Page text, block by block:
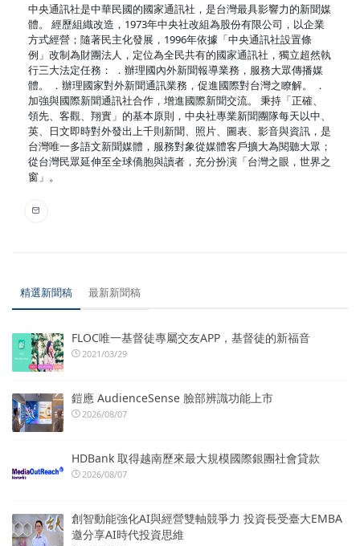
中央通訊社是中華民國的國家通訊社，是台灣最具影響力的新聞媒
體。 經歷組織改造，1973年中央社改組為股份有限公司，以企業
方式經營；隨著民主化發展，1996年依據「中央通訊社設置條
例」改制為財團法人，定位為全民共有的國家通訊社，獨立超然執
行三大法定任務： ．辦理國內外新聞報導業務，服務大眾傳播媒
體。 ．辦理國家對外新聞通訊業務，促進國際對台灣之瞭解。 ．
加強與國際新聞通訊社合作，增進國際新聞交流。 秉持「正確、
領先、客觀、翔實」的基本原則，中央社專業新聞團隊每天以中、
英、日文即時對外發出上千則新聞、照片、圖表、影音與資訊，是
台灣唯一多語文新聞媒體，服務對象從媒體客戶擴大為閱聽大眾；
從台灣民眾延伸至全球僑胞與讀者，充分扮演「台灣之眼，世界之
窗」。
精選新聞稿 最新新聞稿
FLOC唯一基督徒專屬交友APP，基督徒的新福音
2021/03/29
鎧應 AudienceSense 臉部辨識功能上市
2026/08/07
HDBank 取得越南歷來最大規模國際銀團社會貸款
2026/08/07
創智動能強化AI與經營雙軸競爭力 投資長受臺大EMBA
邀分享AI時代投資思維